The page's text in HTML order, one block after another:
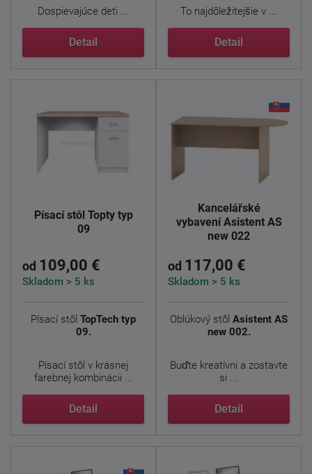
Dospievajúce deti ...
Detail
To najdôležitejšie v ...
Detail
Písací stôl Topty typ
09
od 109,00 €
Skladom > 5 ks
Písací stôl TopTech typ
09.
Písací stôl v krásnej
farebnej kombinácii ...
Detail
Kancelářské
vybavení Asistent AS
new 022
od 117,00 €
Skladom > 5 ks
Oblúkový stôl Asistent AS
new 002.
Buďte kreatívni a zostavte
si ...
Detail